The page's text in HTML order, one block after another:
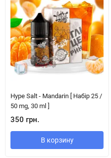
Hype Salt - Mandarin [ Набір 25 /
50 mg, 30 ml ]
350 грн.
В корзину